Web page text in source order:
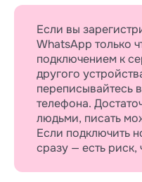
продаж — один
эйчарам — другой
соискатели уйдут
продавцам.
Разные группы
работают разные
розничными
продавцы, а с
У каждого
бывает у тех
сделки, вроде
WhatsApp
1. Откройте
телефоне →
2. Введите номер
3. Нажмите «Ок».
4. Подождите
активными.
5. Выберите
Если вы
WhatsApp только
подключением к
другого
переписывайтесь
телефона.
людьми, писать
Если подключить
сразу — есть риск,